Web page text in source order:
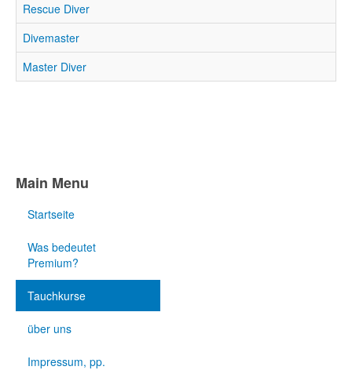
Rescue Diver
Divemaster
Master Diver
Main Menu
Startseite
Was bedeutet
Premium?
Tauchkurse
über uns
Impressum, pp.